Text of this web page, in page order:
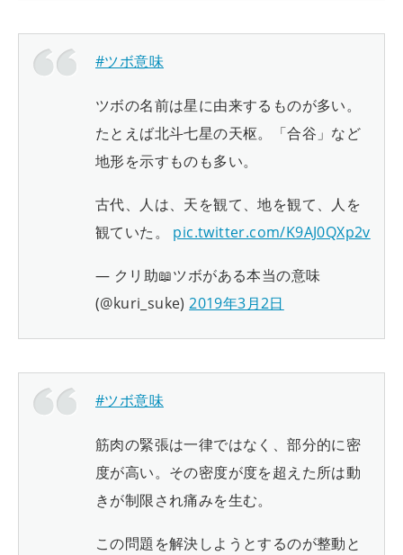
#ツボ意味
ツボの名前は星に由来するものが多い。
たとえば北斗七星の天枢。「合谷」など
地形を示すものも多い。
古代、人は、天を観て、地を観て、人を
観ていた。 pic.twitter.com/K9AJ0QXp2v
— クリ助📖ツボがある本当の意味
(@kuri_suke)2019年3月2日
#ツボ意味
筋肉の緊張は一律ではなく、部分的に密
度が高い。その密度が度を超えた所は動
きが制限され痛みを生む。
この問題を解決しようとするのが整動と